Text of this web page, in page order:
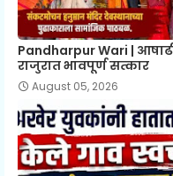
Pandharpur Wari |
राजुरात भावपूर्ण सत्कार
August 05, 2026